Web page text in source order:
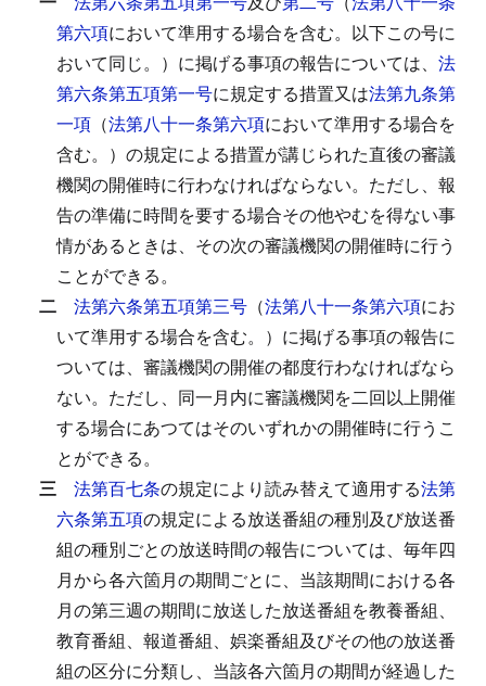
第六項において準用する場合を含む。以下この号に
おいて同じ。）に掲げる事項の報告については、 法
第六条第五項第一号に規定する措置又は法第九条第
一項 （法第八十一条第六項において準用する場合を
含む。）の規定による措置が講じられた直後の審議
機関の開催時に行わなければならない。 ただし、報
告の準備に時間を要する場合その他やむを得ない事
情があるときは、その次の審議機関の開催時に行う
ことができる。
二
法第六条第五項第三号 （法第八十一条第六項にお
いて準用する場合を含む。）に掲げる事項の報告に
ついては、審議機関の開催の都度行わなければなら
ない。 ただし、同一月内に審議機関を二回以上開催
する場合にあつてはそのいずれかの開催時に行うこ
とができる。
三
法第百七条の規定により読み替えて適用する法第
六条第五項の規定による放送番組の種別及び放送番
組の種別ごとの放送時間の報告については、毎年四
月から各六箇月の期間ごとに、当該期間における各
月の第三週の期間に放送した放送番組を教養番組、
教育番組、報道番組、娯楽番組及びその他の放送番
組の区分に分類し、当該各六箇月の期間が経過した